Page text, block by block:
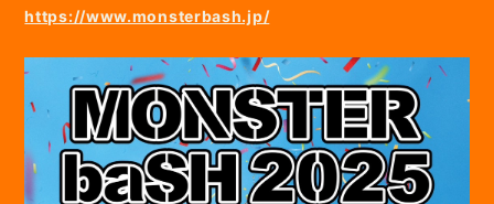
https://www.monsterbash.jp/